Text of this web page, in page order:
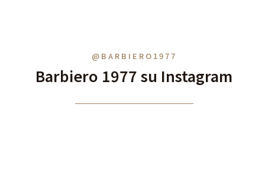
@BARBIERO1977
Barbiero 1977 su Instagram